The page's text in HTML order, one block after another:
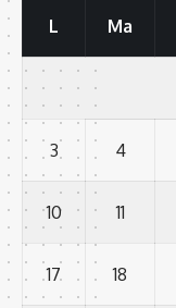
L Ma
3 4
10 11
17 18